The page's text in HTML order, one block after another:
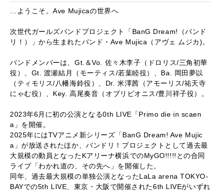
…ようこそ。Ave Mujicaの世界へ
次世代ガールズバンドプロジェクト「BanG Dream!（バンド
リ！）」から生まれたバンド・Ave Mujica（アヴェ ムジカ)。
バンドメンバーは、Gt.＆Vo. 佐々木李子（ドロリス/三角初華
役）、Gt. 渡瀬結月（モーティス/若葉睦役）、Ba. 岡田夢以
（ティモリス/八幡海鈴役）、Dr. 米澤茜（アモーリス/祐天寺
にゃむ役）、Key. 高尾奏音（オブリビオニス/豊川祥子役）。
2023年6月に初の公演となる0th LIVE「Primo die in scaen
a」を開催。
2025年にはTVアニメ新シリーズ「BanG Dream! Ave Mujic
a」が放送されたほか、バンドリ！プロジェクトとして過去最
大規模の動員となったKアリーナ横浜でのMyGO!!!!!との合同
ライブ「わかれ道の、その先へ」を開催した。
同年、過去最大規模の単独公演となったLaLa arena TOKYO-
BAYでの5th LIVE、東京・大阪で開催された6th LIVEがいずれ